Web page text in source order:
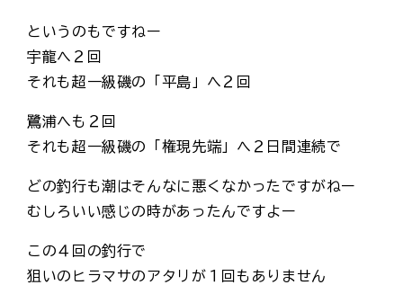
というのもですねー
宇龍へ２回
それも超一級磯の「平島」へ２回
鷺浦へも２回
それも超一級磯の「権現先端」へ２日間連続で
どの釣行も潮はそんなに悪くなかったですがねー
むしろいい感じの時があったんですよー
この４回の釣行で
狙いのヒラマサのアタリが１回もありません